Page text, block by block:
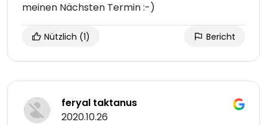
meinen Nächsten Termin :-)
Nützlich (1) Bericht
feryal taktanus
2020.10.26